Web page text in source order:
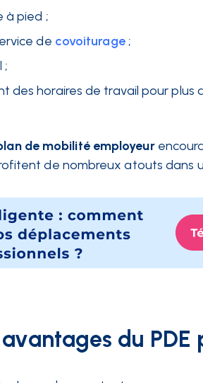
à pied ;
de covoiturage ;
;
des horaires de travail pour plus
de mobilité employeur
de nombreux atouts dans
du